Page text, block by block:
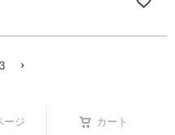
3
ージ カート